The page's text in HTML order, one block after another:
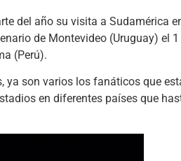
del año su visita a Sudamérica
de Montevideo (Uruguay) el
(Perú).
son varios los fanáticos que
en diferentes países que